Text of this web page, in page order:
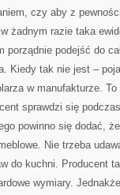
czy aby z
żadnym razie taka
porządnie podejść do
Kiedy tak nie jest –
w manufakturze.
sprawdzi się
powinno się dodać,
Nie trzeba
do kuchni. Producent
wymiary.